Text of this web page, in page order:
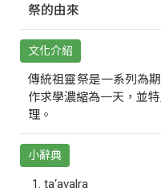
祭的由來
文化介紹
傳統祖靈祭是一系列為
作求學濃縮為一天，並
理。
小辭典
ta‘avalra